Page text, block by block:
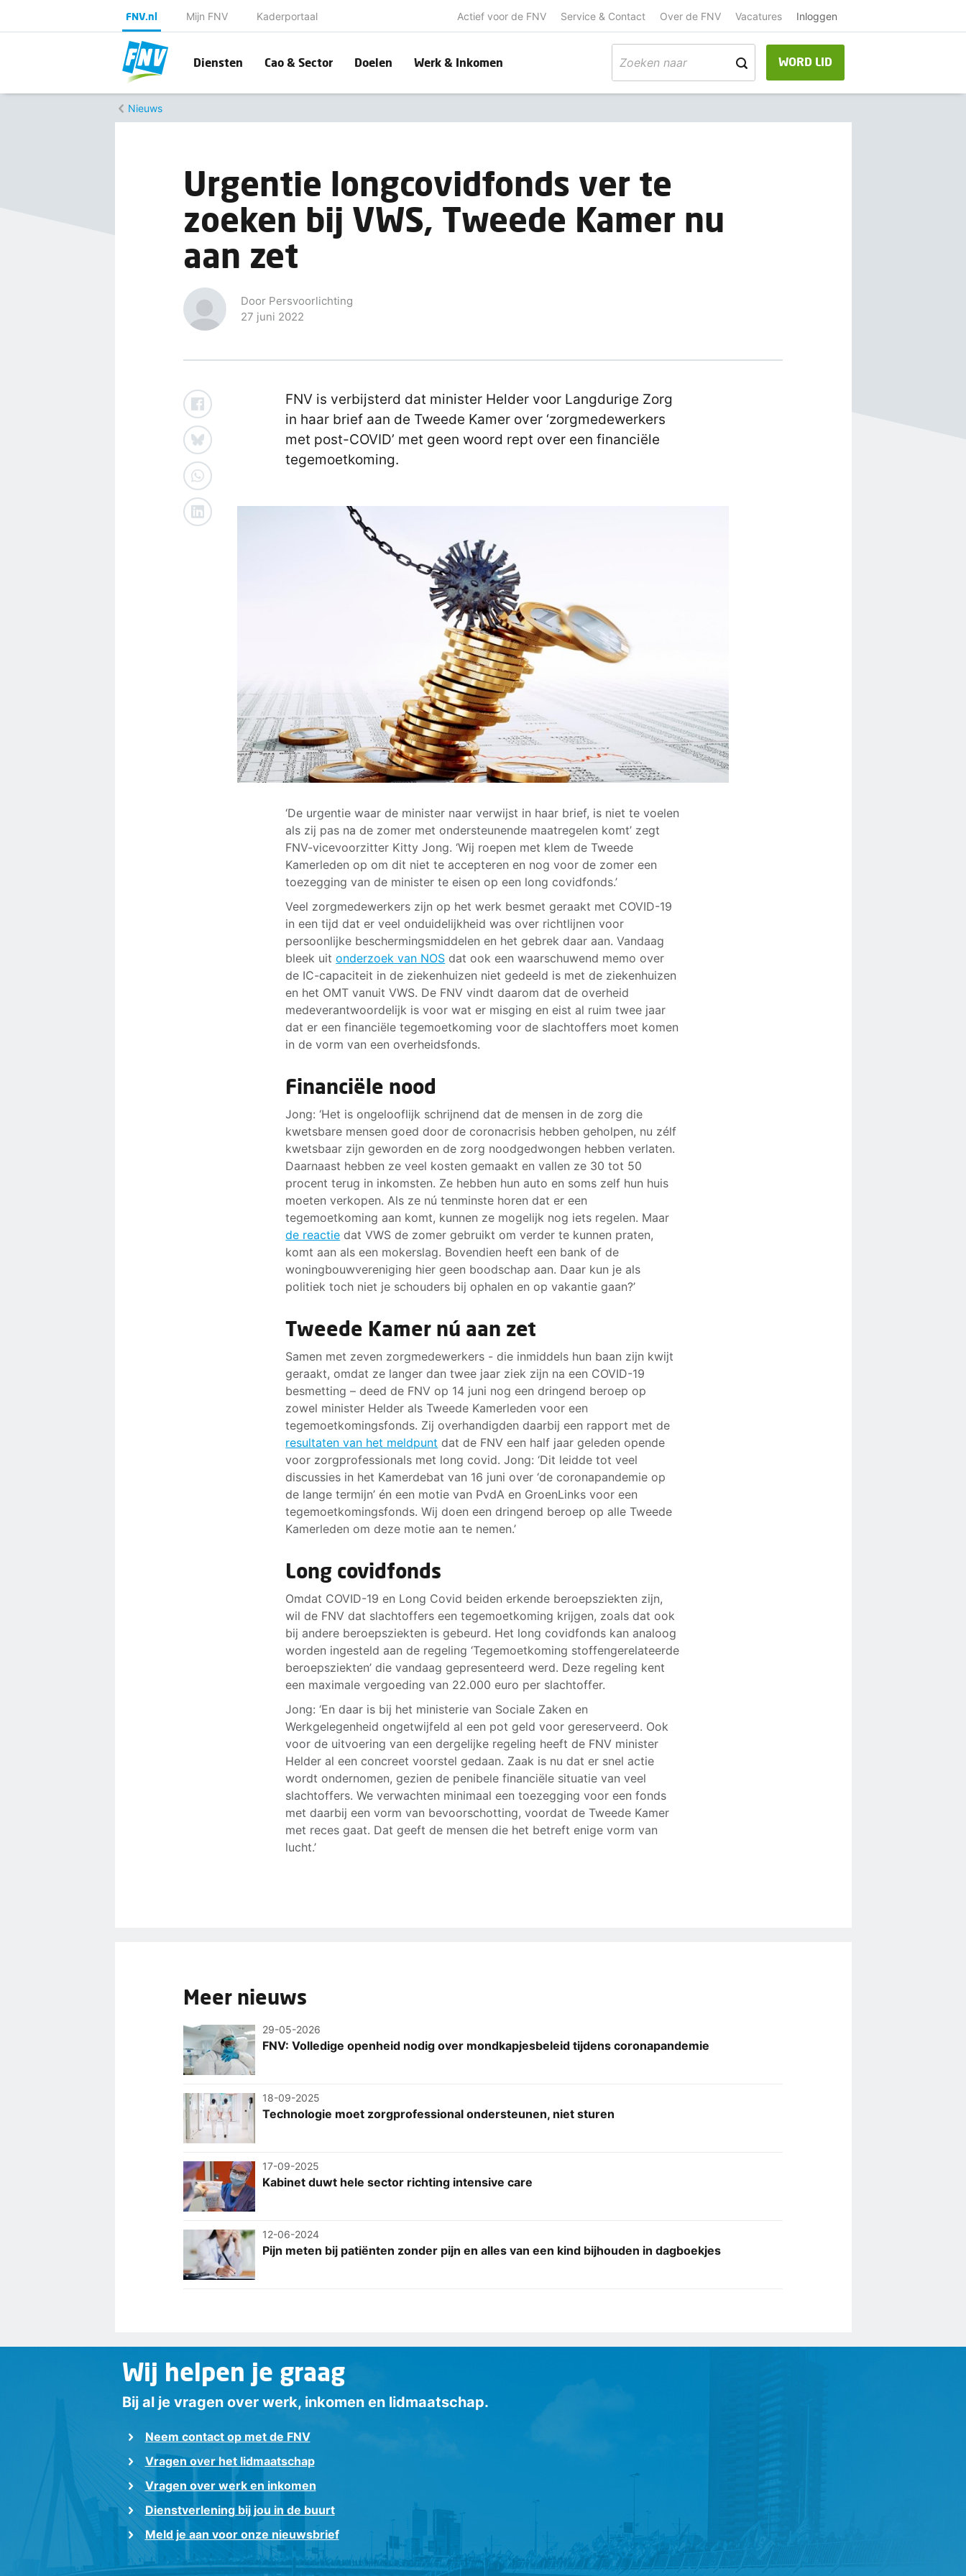
FNV.nl Mijn FNV Kaderportaal Actief voor de FNV Service & Contact Over de FNV Vacatures Inloggen
Diensten Cao & Sector Doelen Werk & Inkomen WORD LID
Nieuws
Urgentie longcovidfonds ver te
zoeken bij VWS, Tweede Kamer nu
aan zet
Door Persvoorlichting
27 juni 2022
FNV is verbijsterd dat minister Helder voor Langdurige Zorg
in haar brief aan de Tweede Kamer over ‘zorgmedewerkers
met post-COVID’ met geen woord rept over een financiële
tegemoetkoming.
‘De urgentie waar de minister naar verwijst in haar brief, is niet te voelen
als zij pas na de zomer met ondersteunende maatregelen komt’ zegt
FNV-vicevoorzitter Kitty Jong. ‘Wij roepen met klem de Tweede
Kamerleden op om dit niet te accepteren en nog voor de zomer een
toezegging van de minister te eisen op een long covidfonds.’
Veel zorgmedewerkers zijn op het werk besmet geraakt met COVID-19
in een tijd dat er veel onduidelijkheid was over richtlijnen voor
persoonlijke beschermingsmiddelen en het gebrek daar aan. Vandaag
bleek uitonderzoek van NOS dat ook een waarschuwend memo over
de IC-capaciteit in de ziekenhuizen niet gedeeld is met de ziekenhuizen
en het OMT vanuit VWS. De FNV vindt daarom dat de overheid
medeverantwoordelijk is voor wat er misging en eist al ruim twee jaar
dat er een financiële tegemoetkoming voor de slachtoffers moet komen
in de vorm van een overheidsfonds.
Financiële nood
Jong: ‘Het is ongelooflijk schrijnend dat de mensen in de zorg die
kwetsbare mensen goed door de coronacrisis hebben geholpen, nu zélf
kwetsbaar zijn geworden en de zorg noodgedwongen hebben verlaten.
Daarnaast hebben ze veel kosten gemaakt en vallen ze 30 tot 50
procent terug in inkomsten. Ze hebben hun auto en soms zelf hun huis
moeten verkopen. Als ze nú tenminste horen dat er een
tegemoetkoming aan komt, kunnen ze mogelijk nog iets regelen. Maar
de reactie dat VWS de zomer gebruikt om verder te kunnen praten,
komt aan als een mokerslag. Bovendien heeft een bank of de
woningbouwvereniging hier geen boodschap aan. Daar kun je als
politiek toch niet je schouders bij ophalen en op vakantie gaan?’
Tweede Kamer nú aan zet
Samen met zeven zorgmedewerkers - die inmiddels hun baan zijn kwijt
geraakt, omdat ze langer dan twee jaar ziek zijn na een COVID-19
besmetting – deed de FNV op 14 juni nog een dringend beroep op
zowel minister Helder als Tweede Kamerleden voor een
tegemoetkomingsfonds. Zij overhandigden daarbij een rapport met de
resultaten van het meldpunt dat de FNV een half jaar geleden opende
voor zorgprofessionals met long covid. Jong: ‘Dit leidde tot veel
discussies in het Kamerdebat van 16 juni over ‘de coronapandemie op
de lange termijn’ én een motie van PvdA en GroenLinks voor een
tegemoetkomingsfonds. Wij doen een dringend beroep op alle Tweede
Kamerleden om deze motie aan te nemen.’
Long covidfonds
Omdat COVID-19 en Long Covid beiden erkende beroepsziekten zijn,
wil de FNV dat slachtoffers een tegemoetkoming krijgen, zoals dat ook
bij andere beroepsziekten is gebeurd. Het long covidfonds kan analoog
worden ingesteld aan de regeling ‘Tegemoetkoming stoffengerelateerde
beroepsziekten’ die vandaag gepresenteerd werd. Deze regeling kent
een maximale vergoeding van 22.000 euro per slachtoffer.
Jong: ‘En daar is bij het ministerie van Sociale Zaken en
Werkgelegenheid ongetwijfeld al een pot geld voor gereserveerd. Ook
voor de uitvoering van een dergelijke regeling heeft de FNV minister
Helder al een concreet voorstel gedaan. Zaak is nu dat er snel actie
wordt ondernomen, gezien de penibele financiële situatie van veel
slachtoffers. We verwachten minimaal een toezegging voor een fonds
met daarbij een vorm van bevoorschotting, voordat de Tweede Kamer
met reces gaat. Dat geeft de mensen die het betreft enige vorm van
lucht.’
Meer nieuws
29-05-2026
FNV: Volledige openheid nodig over mondkapjesbeleid tijdens coronapandemie
18-09-2025
Technologie moet zorgprofessional ondersteunen, niet sturen
17-09-2025
Kabinet duwt hele sector richting intensive care
12-06-2024
Pijn meten bij patiënten zonder pijn en alles van een kind bijhouden in dagboekjes
Wij helpen je graag
Bij al je vragen over werk, inkomen en lidmaatschap.
Neem contact op met de FNV
Vragen over het lidmaatschap
Vragen over werk en inkomen
Dienstverlening bij jou in de buurt
Meld je aan voor onze nieuwsbrief